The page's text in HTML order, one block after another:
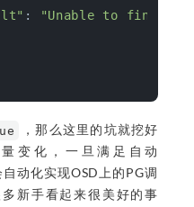
:
"Unable to find
，那么这里的坑就挖好
变化，一旦满足自动
动化实现OSD上的PG调
新手看起来很美好的事